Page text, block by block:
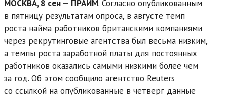
МОСКВА, 8 сен — ПРАЙМ. Согласно опубликованным
в пятницу результатам опроса, в августе темп
роста найма работников британскими компаниями
через рекрутинговые агентства был весьма низким,
а темпы роста заработной платы для постоянных
работников оказались самыми низкими более чем
за год. Об этом сообщило агентство Reuters
со ссылкой на опубликованные в четверг данные